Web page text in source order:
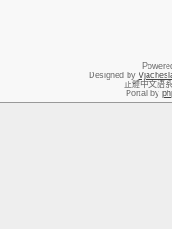
Designed by
正體中文語
Portal by